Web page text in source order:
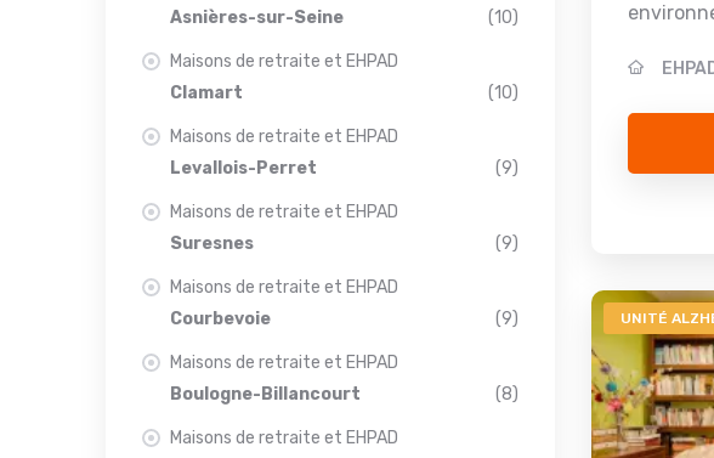
UNITÉ
Asnières-sur-Seine
(10)
Maisons de retraite et EHPAD
Clamart
(10)
Maisons de retraite et EHPAD
Levallois-Perret
(9)
Maisons de retraite et EHPAD
Suresnes
(9)
Maisons de retraite et EHPAD
Courbevoie
(9)
Maisons de retraite et EHPAD
Boulogne-Billancourt
(8)
Maisons de retraite et EHPAD